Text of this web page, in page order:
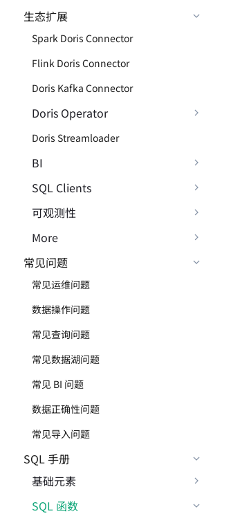
生态扩展
Spark Doris Connector
Flink Doris Connector
Doris Kafka Connector
Doris Operator
Doris Streamloader
BI
SQL Clients
可观测性
More
常见问题
常见运维问题
数据操作问题
常见查询问题
常见数据湖问题
常见 BI 问题
数据正确性问题
常见导入问题
SQL 手册
基础元素
SQL 函数